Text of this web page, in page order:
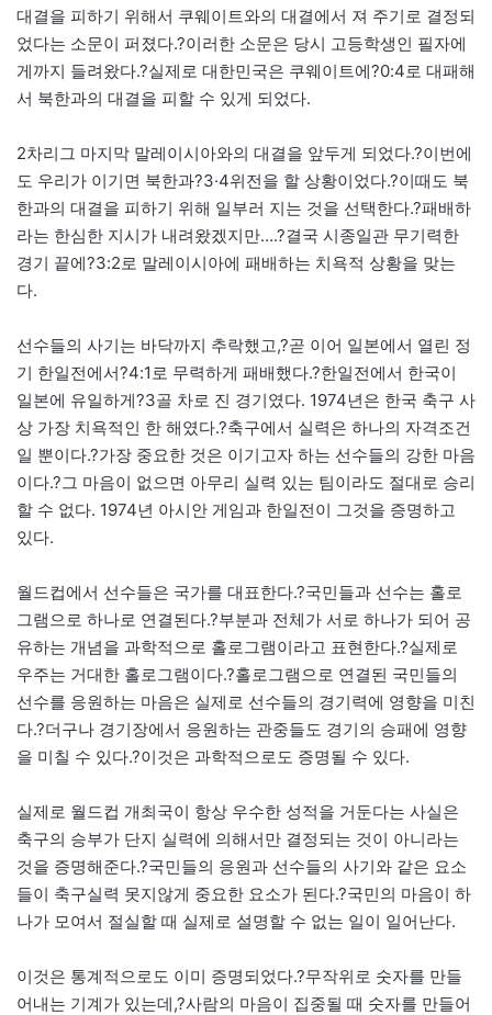
대결을 피하기 위해서 쿠웨이트와의 대결에서 져 주기로 결정되
었다는 소문이 퍼졌다.?이러한 소문은 당시 고등학생인 필자에
게까지 들려왔다.?실제로 대한민국은 쿠웨이트에?0:4로 대패해
서 북한과의 대결을 피할 수 있게 되었다.
2차리그 마지막 말레이시아와의 대결을 앞두게 되었다.?이번에
도 우리가 이기면 북한과?3·4위전을 할 상황이었다.?이때도 북
한과의 대결을 피하기 위해 일부러 지는 것을 선택한다.?패배하
라는 한심한 지시가 내려왔겠지만….?결국 시종일관 무기력한
경기 끝에?3:2로 말레이시아에 패배하는 치욕적 상황을 맞는
다.
선수들의 사기는 바닥까지 추락했고,?곧 이어 일본에서 열린 정
기 한일전에서?4:1로 무력하게 패배했다.?한일전에서 한국이
일본에 유일하게?3골 차로 진 경기였다. 1974년은 한국 축구 사
상 가장 치욕적인 한 해였다.?축구에서 실력은 하나의 자격조건
일 뿐이다.?가장 중요한 것은 이기고자 하는 선수들의 강한 마음
이다.?그 마음이 없으면 아무리 실력 있는 팀이라도 절대로 승리
할 수 없다. 1974년 아시안 게임과 한일전이 그것을 증명하고
있다.
월드컵에서 선수들은 국가를 대표한다.?국민들과 선수는 홀로
그램으로 하나로 연결된다.?부분과 전체가 서로 하나가 되어 공
유하는 개념을 과학적으로 홀로그램이라고 표현한다.?실제로
우주는 거대한 홀로그램이다.?홀로그램으로 연결된 국민들의
선수를 응원하는 마음은 실제로 선수들의 경기력에 영향을 미친
다.?더구나 경기장에서 응원하는 관중들도 경기의 승패에 영향
을 미칠 수 있다.?이것은 과학적으로도 증명될 수 있다.
실제로 월드컵 개최국이 항상 우수한 성적을 거둔다는 사실은
축구의 승부가 단지 실력에 의해서만 결정되는 것이 아니라는
것을 증명해준다.?국민들의 응원과 선수들의 사기와 같은 요소
들이 축구실력 못지않게 중요한 요소가 된다.?국민의 마음이 하
나가 모여서 절실할 때 실제로 설명할 수 없는 일이 일어난다.
이것은 통계적으로도 이미 증명되었다.?무작위로 숫자를 만들
어내는 기계가 있는데,?사람의 마음이 집중될 때 숫자를 만들어